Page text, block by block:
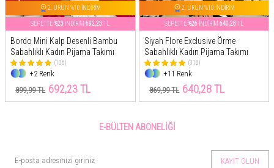
2. ÜRÜN %10 İNDİRİM
SEPETTE%23 İNDİRİM692,23 TL
Bordo Mini Kalp Desenli Bambu
Sabahlıklı Kadın Pijama Takımı
(106)
+2 Renk
899,99 TL 692,23 TL
2. ÜRÜN %10 İNDİRİM
SEPETTE%26 İNDİRİM 640,28 TL
Siyah Flore Exclusive Örme
Sabahlıklı Kadın Pijama Takımı
(318)
+11 Renk
869,99 TL 640,28 TL
E-BÜLTEN ABONELIĞI
KAYIT OLUN